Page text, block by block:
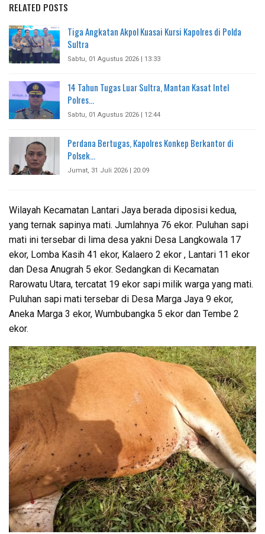
RELATED POSTS
Tiga Angkatan Akpol Kuasai Kursi Kapolres di Polda
Sultra
Sabtu, 01 Agustus 2026 | 13:33
14 Tahun Tugas Luar Sultra, Mantan Kasat Intel
Polres…
Sabtu, 01 Agustus 2026 | 12:44
Perdana Bertugas, Kapolres Konkep Berkantor di
Polsek…
Jumat, 31 Juli 2026 | 20:09
Wilayah Kecamatan Lantari Jaya berada diposisi kedua,
yang ternak sapinya mati. Jumlahnya 76 ekor. Puluhan sapi
mati ini tersebar di lima desa yakni Desa Langkowala 17
ekor, Lomba Kasih 41 ekor, Kalaero 2 ekor , Lantari 11 ekor
dan Desa Anugrah 5 ekor. Sedangkan di Kecamatan
Rarowatu Utara, tercatat 19 ekor sapi milik warga yang mati.
Puluhan sapi mati tersebar di Desa Marga Jaya 9 ekor,
Aneka Marga 3 ekor, Wumbubangka 5 ekor dan Tembe 2
ekor.